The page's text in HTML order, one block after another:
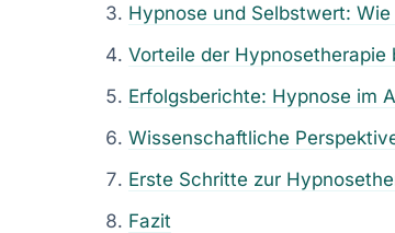
Hypnose und Selbstwert:
Vorteile der Hypnosetherapie
Erfolgsberichte: Hypnose im
Wissenschaftliche
Erste Schritte zur
Fazit